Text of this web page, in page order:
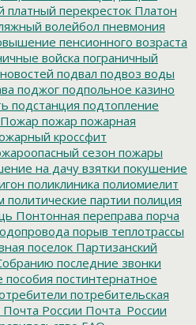
платный перекресток Платон
волейбол пневмония
пенсионного возраста
войска пограничный
подвал подвоз воды
поджог подпольное казино
подстанция подтопление
Пожар пожар пожарная
кроссфит
сезон пожары
на дачу взятки покушение
поликлиника полиомиелит
политические партии полиция
Понтонная переправа порча
порыв теплотрассы
поселок Партизанский
последние звонки
пособия постинтернатное
потребительская
Почта России Почта_России